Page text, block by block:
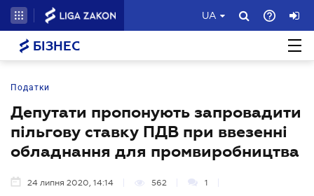
UA
БІЗНЕС
Податки
Депутати пропонують запровадити
пільгову ставку ПДВ при ввезенні
обладнання для промвиробництва
24 липня 2020, 14:14 562 1